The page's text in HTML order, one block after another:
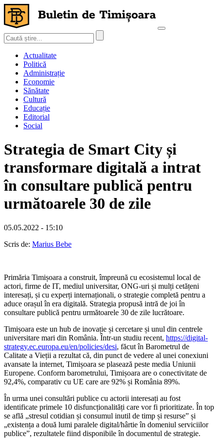
Actualitate
Politică
Administrație
Economie
Sănătate
Cultură
Educație
Editorial
Social
Strategia de Smart City și
transformare digitală a intrat
în consultare publică pentru
următoarele 30 de zile
05.05.2022 - 15:10
Scris de: Marius Bebe
Primăria Timișoara a construit, împreună cu ecosistemul local de
actori, firme de IT, mediul universitar, ONG-uri și mulți cetățeni
interesați, și cu experți internaționali, o strategie completă pentru a
aduce orașul în era digitală. Strategia propusă intră de joi în
consultare publică pentru următoarele 30 de zile lucrătoare.
Timișoara este un hub de inovație și cercetare și unul din centrele
universitare mari din România. Într-un studiu recent, https://digital-
strategy.ec.europa.eu/en/policies/desi, făcut în Barometrul de
Calitate a Vieții a rezultat că, din punct de vedere al unei conexiuni
avansate la internet, Timișoara se plasează peste media Uniunii
Europene. Conform barometrului, Timișoara are o conectivitate de
92,4%, comparativ cu UE care are 92% și România 89%.
În urma unei consultări publice cu actorii interesați au fost
identificate primele 10 disfuncționalități care vor fi prioritizate. În top
se află „stresul cotidian și consumul inutil de timp și resurse” și
„existența a două lumi paralele digital/hârtie în domeniul serviciilor
publice”, rezultatele fiind disponibile în documentul de strategie.